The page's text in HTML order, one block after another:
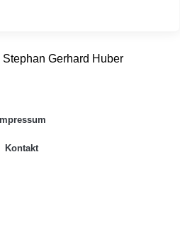
Gerhard Huber
Kontakt